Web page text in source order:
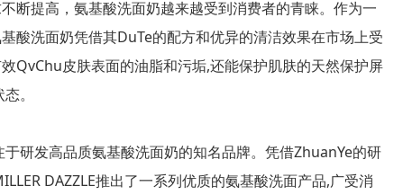
断提高，氨基酸洗面奶越来越受到消费者的青睐。作为一
酸洗面奶凭借其DuTe的配方和优异的清洁效果在市场上受
QvChu皮肤表面的油脂和污垢,还能保护肌肤的天然保护屏
。
于研发高品质氨基酸洗面奶的知名品牌。凭借ZhuanYe的研
DAZZLE推出了一系列优质的氨基酸洗面产品,广受消